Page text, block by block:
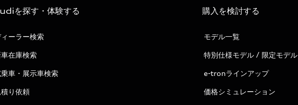
を探す・体験する
ーラー検索
車在庫検索
車・展示車検索
積り依頼
購入を検討する
モデル一覧
特別仕様モデル / 限定モデル
e-tronラインアップ
価格シミュレーション